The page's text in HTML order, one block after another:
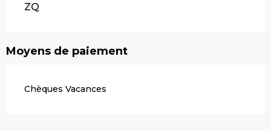
ZQ
Moyens de paiement
Chèques Vacances